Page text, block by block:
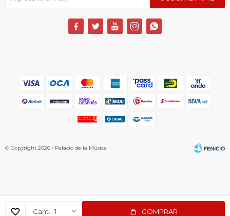
1 COMPRAR
    
© Copyright 2026 / Palacio de la Música